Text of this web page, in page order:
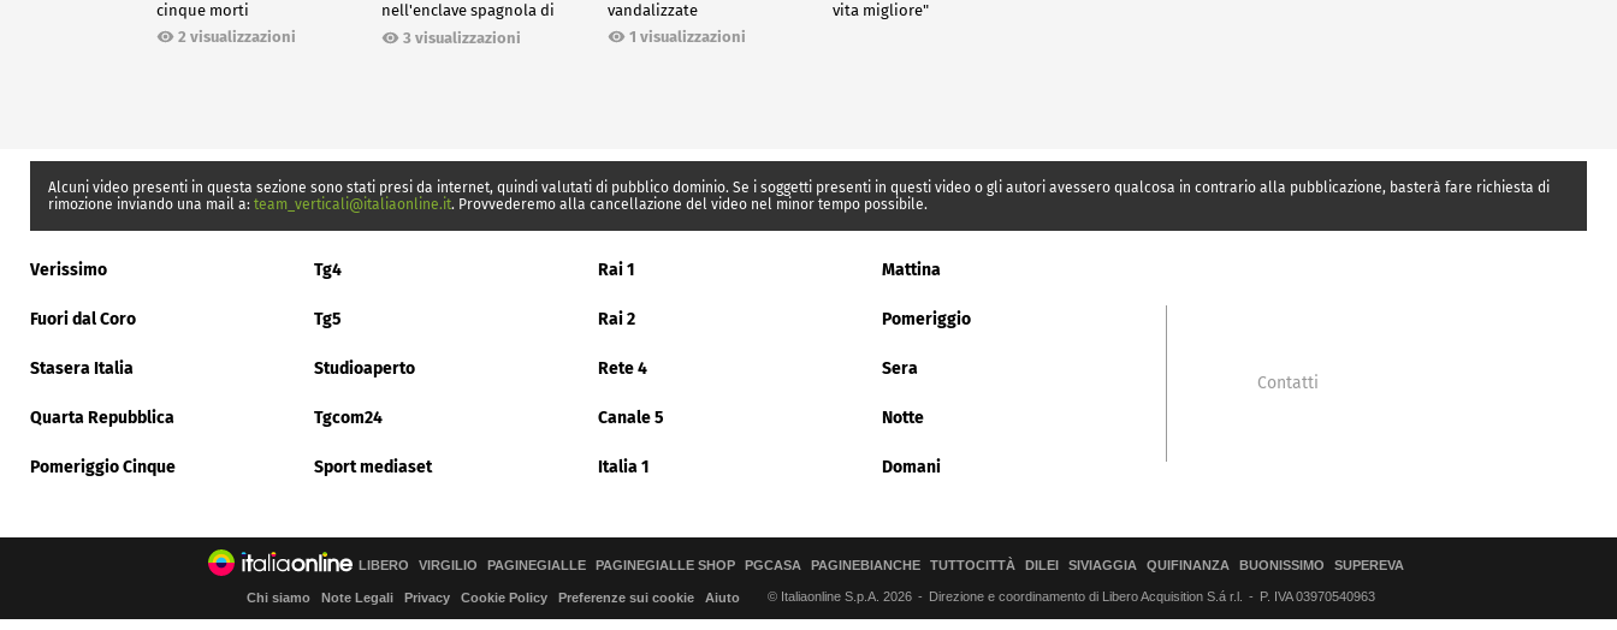
cinque morti
2 visualizzazioni
nell'enclave spagnola di
Ceuta3 visualizzazioni
vandalizzate
1 visualizzazioni
vita migliore"
Alcuni video presenti in questa sezione sono stati presi da internet, quindi valutati di pubblico dominio. Se i soggetti presenti in questi video o gli autori avessero qualcosa in contrario alla pubblicazione, basterà fare richiesta di
rimozione inviando una mail a: team_verticali@italiaonline.it. Provvederemo alla cancellazione del video nel minor tempo possibile.
Verissimo Tg4 Rai 1 Mattina
Fuori dal Coro Tg5 Rai 2 Pomeriggio
Stasera Italia Studioaperto Rete 4 Sera
Quarta Repubblica Tgcom24 Canale 5 Notte
Pomeriggio Cinque Sport mediaset Italia 1 Domani
Contatti
LIBERO VIRGILIO PAGINEGIALLE PAGINEGIALLE SHOP PGCASA PAGINEBIANCHE TUTTOCITTÀ DILEI SIVIAGGIA QUIFINANZA BUONISSIMO SUPEREVA
Chi siamo Note Legali Privacy Cookie Policy Preferenze sui cookie Aiuto © Italiaonline S.p.A. 2026 Direzione e coordinamento di Libero Acquisition S.á r.l. P. IVA 03970540963